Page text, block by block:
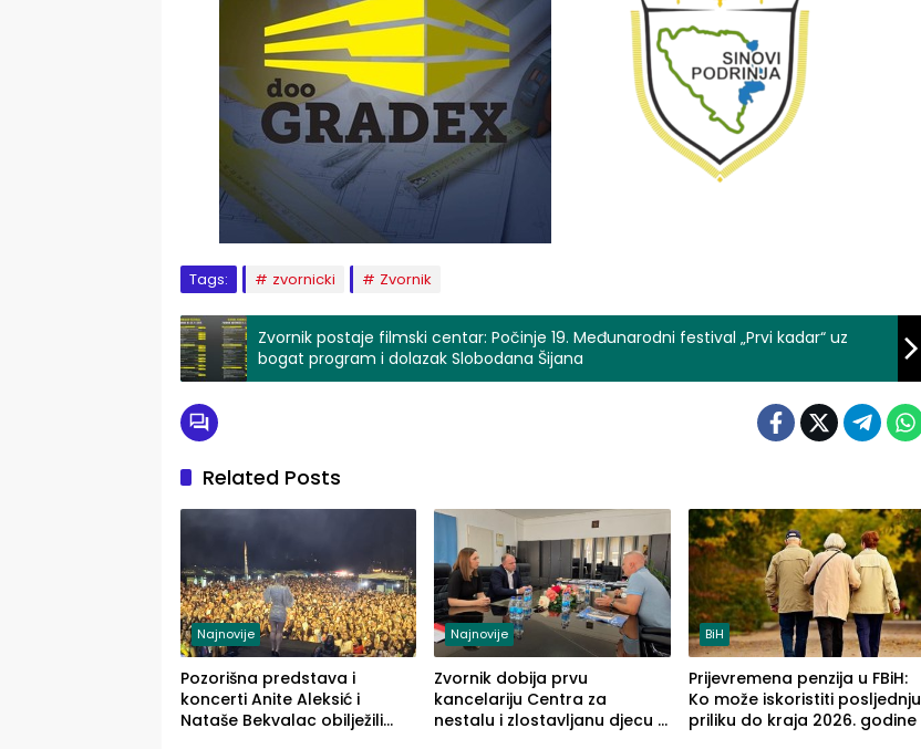
Tags: zvornicki Zvornik
Zvornik postaje filmski centar: Počinje 19. Međunarodni festival „Prvi kadar“ uz
bogat program i dolazak Slobodana Šijana
Related Posts
Najnovije
Pozorišna predstava i
koncerti Anite Aleksić i
Nataše Bekvalac obilježili
Najnovije
Zvornik dobija prvu
kancelariju Centra za
nestalu i zlostavljanu djecu u
BiH
Prijevremena penzija u FBiH:
Ko može iskoristiti posljednju
priliku do kraja 2026. godine